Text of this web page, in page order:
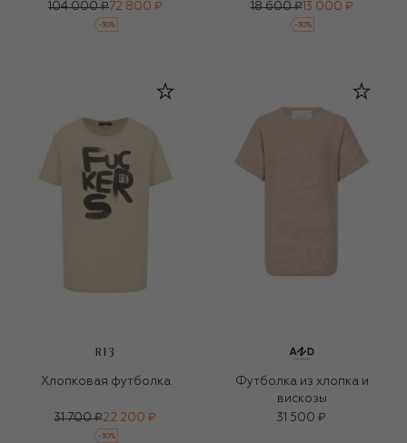
104 000 ₽72 800 ₽
-30%
18 600 ₽13 000 ₽
-30%
R13
Хлопковая футболка
31 700 ₽22 200 ₽
-30%
Футболка из хлопка и
вискозы
31 500 ₽